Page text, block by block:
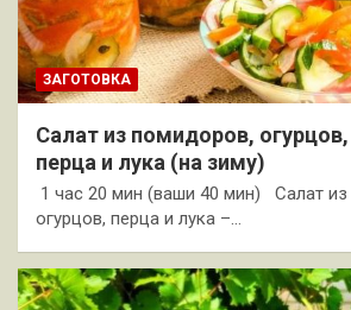
ЗАГОТОВКА
Салат из помидоров,
перца и лука (на зиму)
1 час 20 мин (ваши 40 мин) Салат
огурцов, перца и лука –…